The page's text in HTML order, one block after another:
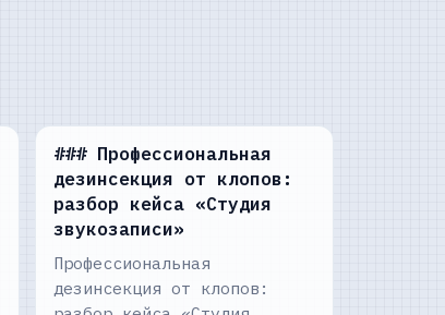
### Профессиональная
дезинсекция от клопов:
разбор кейса «Студия
звукозаписи»
Профессиональная
дезинсекция от клопов: